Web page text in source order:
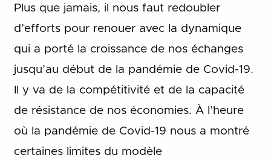
Plus que jamais, il nous faut redoubler
d’efforts pour renouer avec la dynamique
qui a porté la croissance de nos échanges
jusqu’au début de la pandémie de Covid-19.
Il y va de la compétitivité et de la capacité
de résistance de nos économies. À l’heure
où la pandémie de Covid-19 nous a montré
certaines limites du modèle